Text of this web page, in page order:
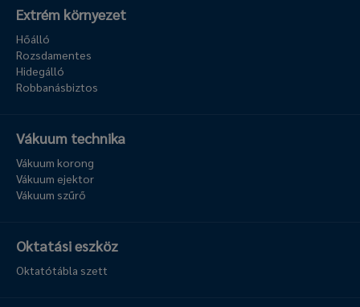
Extrém környezet
Hőálló
Rozsdamentes
Hidegálló
Robbanásbiztos
Vákuum technika
Vákuum korong
Vákuum ejektor
Vákuum szűrő
Oktatási eszköz
Oktatótábla szett